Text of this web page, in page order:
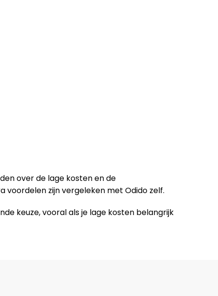
over de lage kosten en de
zijn vergeleken met Odido zelf.
keuze, vooral als je lage kosten belangrijk